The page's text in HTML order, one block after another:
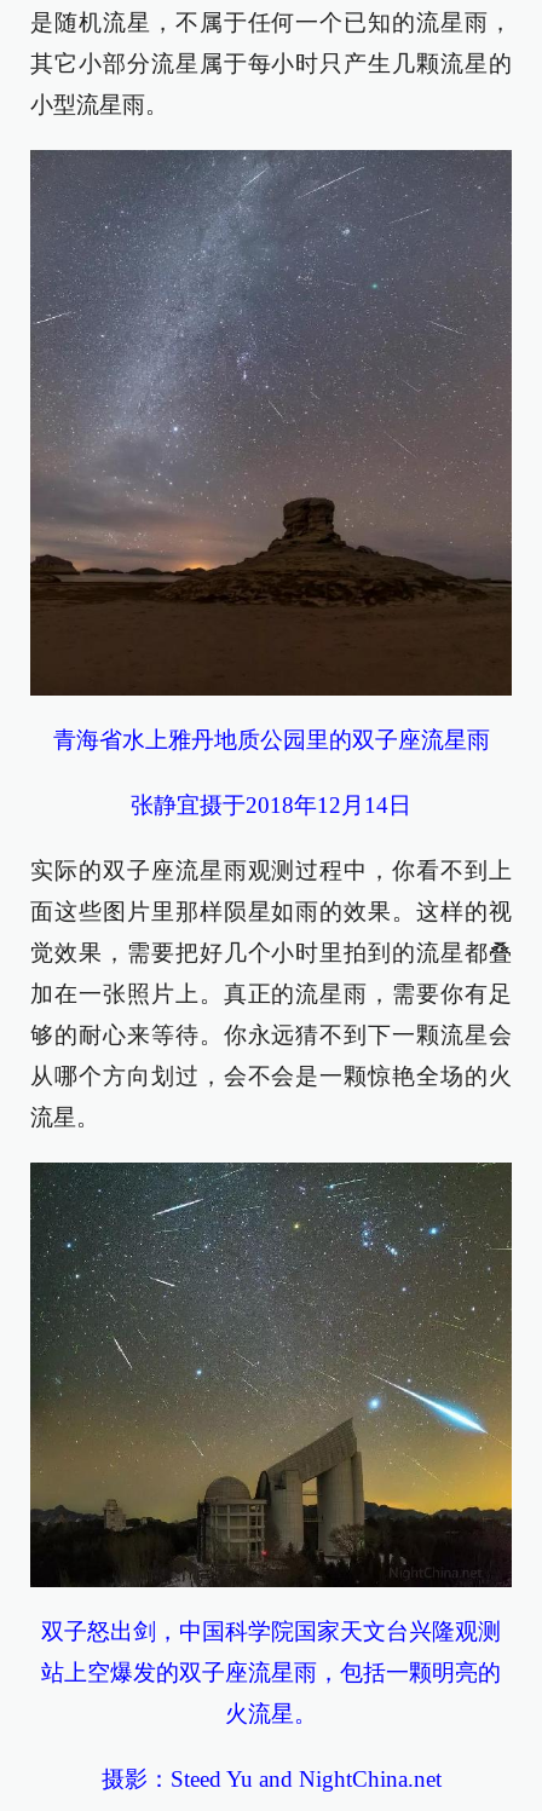
是随机流星，不属于任何一个已知的流星雨，
其它小部分流星属于每小时只产生几颗流星的
小型流星雨。
青海省水上雅丹地质公园里的双子座流星雨
张静宜摄于2018年12月14日
实际的双子座流星雨观测过程中，你看不到上
面这些图片里那样陨星如雨的效果。这样的视
觉效果，需要把好几个小时里拍到的流星都叠
加在一张照片上。真正的流星雨，需要你有足
够的耐心来等待。你永远猜不到下一颗流星会
从哪个方向划过，会不会是一颗惊艳全场的火
流星。
双子怒出剑，中国科学院国家天文台兴隆观测
站上空爆发的双子座流星雨，包括一颗明亮的
火流星。
摄影：Steed Yu and NightChina.net